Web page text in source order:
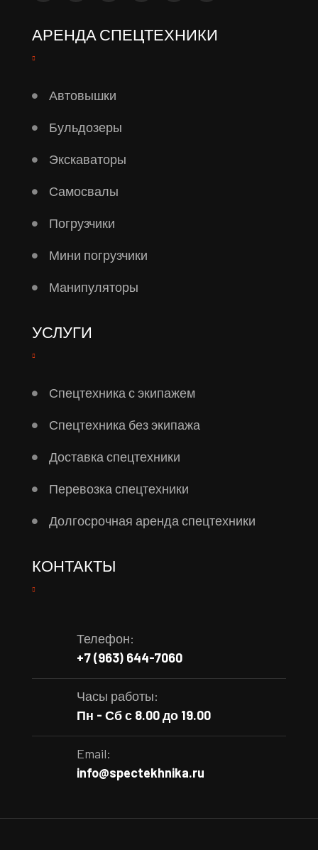
АРЕНДА СПЕЦТЕХНИКИ
Автовышки
Бульдозеры
Экскаваторы
Самосвалы
Погрузчики
Мини погрузчики
Манипуляторы
УСЛУГИ
Спецтехника с экипажем
Спецтехника без экипажа
Доставка спецтехники
Перевозка спецтехники
Долгосрочная аренда спецтехники
КОНТАКТЫ
Телефон:
+7 (963) 644-7060
Часы работы:
Пн - Сб с 8.00 до 19.00
Email:
info@spectekhnika.ru